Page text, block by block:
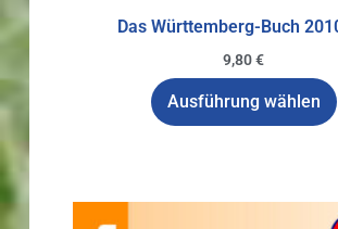
Das Württemberg-Buch
9,80€
Ausführung wählen